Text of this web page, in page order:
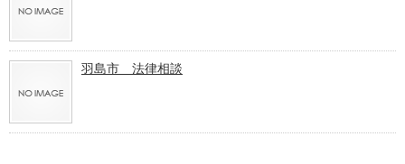
羽島市 法律相談